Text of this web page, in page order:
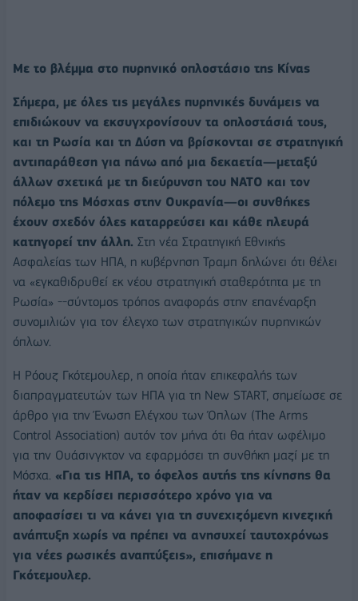
Με το βλέμμα στο πυρηνικό οπλοστάσιο της Κίνας
Σήμερα, με όλες τις μεγάλες πυρηνικές δυνάμεις να
επιδιώκουν να εκσυγχρονίσουν τα οπλοστάσιά τους,
και τη Ρωσία και τη Δύση να βρίσκονται σε στρατηγική
αντιπαράθεση για πάνω από μια δεκαετία—μεταξύ
άλλων σχετικά με τη διεύρυνση του NATO και τον
πόλεμο της Μόσχας στην Ουκρανία—οι συνθήκες
έχουν σχεδόν όλες καταρρεύσει και κάθε πλευρά
κατηγορεί την άλλη. Στη νέα Στρατηγική Εθνικής
Ασφαλείας των ΗΠΑ, η κυβέρνηση Τραμπ δηλώνει ότι θέλει
να «εγκαθιδρυθεί εκ νέου στρατηγική σταθερότητα με τη
Ρωσία» --σύντομος τρόπος αναφοράς στην επανέναρξη
συνομιλιών για τον έλεγχο των στρατηγικών πυρηνικών
όπλων.
Η Ρόουζ Γκότεμουλερ, η οποία ήταν επικεφαλής των
διαπραγματευτών των ΗΠΑ για τη New START, σημείωσε σε
άρθρο για την Ένωση Ελέγχου των Όπλων (The Arms
Control Association) αυτόν τον μήνα ότι θα ήταν ωφέλιμο
για την Ουάσινγκτον να εφαρμόσει τη συνθήκη μαζί με τη
Μόσχα. «Για τις ΗΠΑ, το όφελος αυτής της κίνησης θα
ήταν να κερδίσει περισσότερο χρόνο για να
αποφασίσει τι να κάνει για τη συνεχιζόμενη κινεζική
ανάπτυξη χωρίς να πρέπει να ανησυχεί ταυτοχρόνως
για νέες ρωσικές αναπτύξεις», επισήμανε η
Γκότεμουλερ.